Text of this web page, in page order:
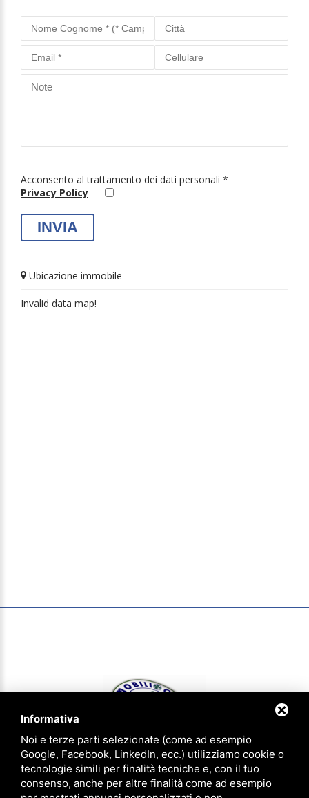
Acconsento al trattamento dei dati personali *
Privacy Policy
Ubicazione immobile
Invalid data map!
IMMOBILIOGGI & aziendaoggi Gruppo Agenzie Riunite - P.IVA
Informativa
Noi e terze parti selezionate (come ad esempio
Google, Facebook, LinkedIn, ecc.) utilizziamo cookie o
tecnologie simili per finalità tecniche e, con il tuo
consenso, anche per altre finalità come ad esempio